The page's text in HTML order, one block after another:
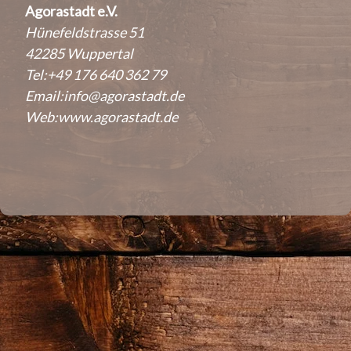
Agorastadt e.V.
Hünefeldstrasse 51
42285 Wuppertal
Tel:+49 176 640 362 79
Email:info@agorastadt.de
Web:www.agorastadt.de